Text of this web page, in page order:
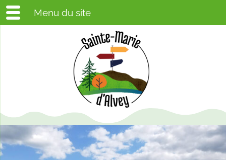
Menu du site